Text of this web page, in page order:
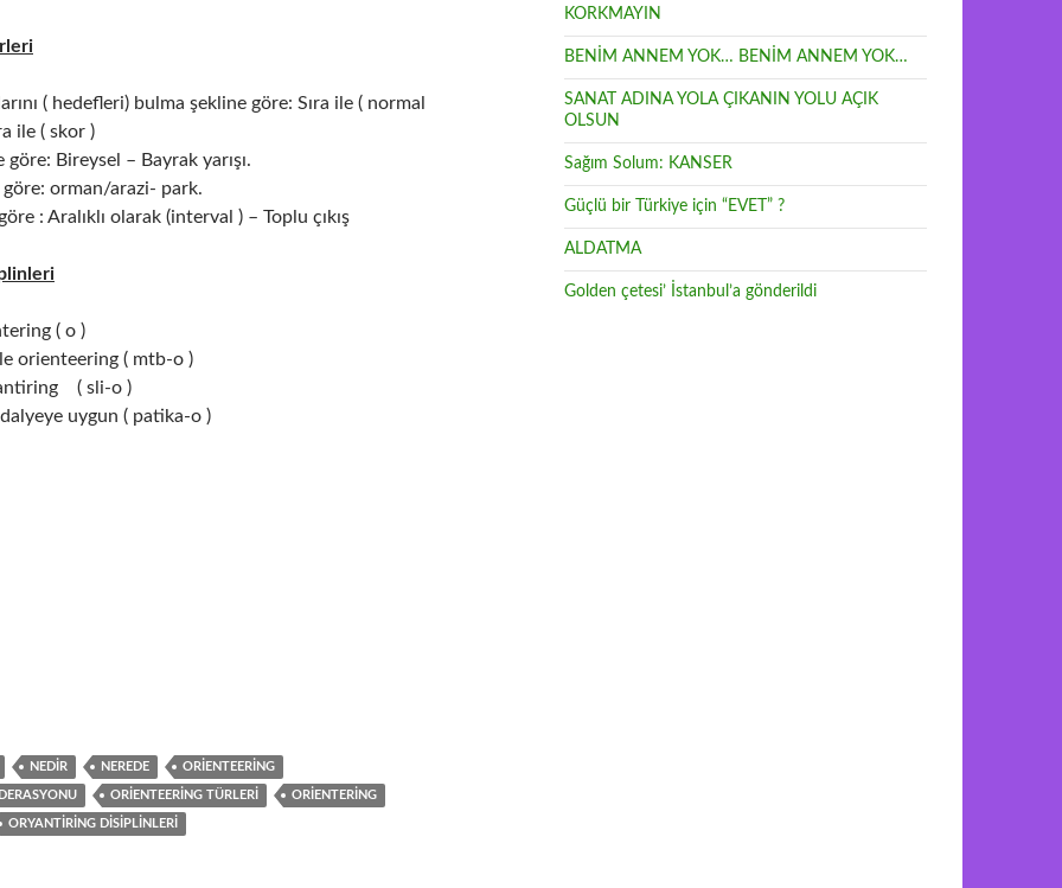
( hedefleri) bulma şekline göre: Sıra ile ( normal
ile ( skor )
göre: Bireysel – Bayrak yarışı.
göre: orman/arazi- park.
: Aralıklı olarak (interval ) – Toplu çıkış
( o )
orienteering ( mtb-o )
( sli-o )
uygun ( patika-o )
NEDIR NEREDE ORIENTEERING
ORIENTEERING TÜRLERI ORIENTERING
ORYANTIRING DISIPLINLERI
KORKMAYIN
BENİM ANNEM YOK… BENİM ANNEM YOK…
SANAT ADINA YOLA ÇIKANIN YOLU AÇIK
OLSUN
Sağım Solum: KANSER
Güçlü bir Türkiye için “EVET” ?
ALDATMA
Golden çetesi’ İstanbul’a gönderildi